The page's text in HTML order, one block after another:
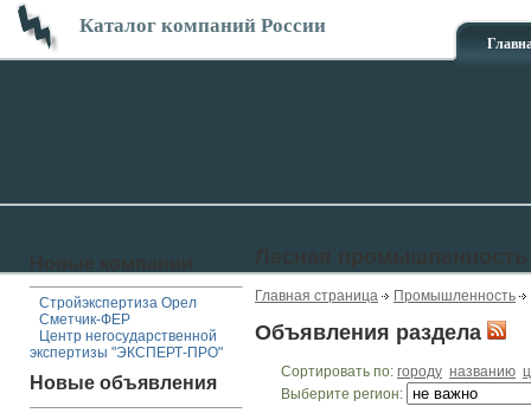
Каталог компаний России
Стройэкспертиза Орел
Сметчик-ФЕР
Центр негосударственной
экспертизы "ЭКСПЕРТ-ПРО"
Новые объявления
Главная страница Промышленность
Объявления раздела
Сортировать по: городу названию
Выберите регион: